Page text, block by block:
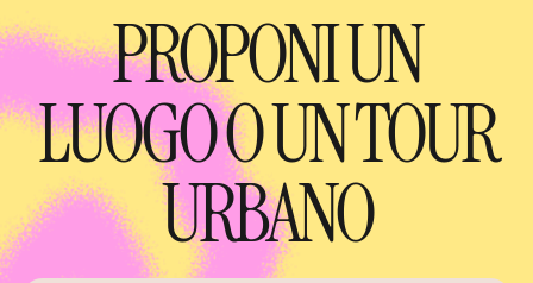
PROPONI UN
LUOGO O UN TOUR
URBANO